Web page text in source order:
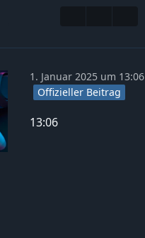
1. Januar 2025 um 13:06
Offizieller Beitrag
13:06